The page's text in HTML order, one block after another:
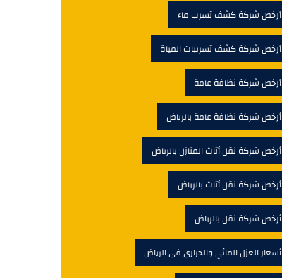
أرخص شركة كشف تسرب ماء
أرخص شركة كشف تسريبات المياة
أرخص شركة نظافة عامة
أرخص شركة نظافة عامة بالرياض
أرخص شركة نقل أثاث المنازل بالرياض
أرخص شركة نقل أثاث بالرياض
أرخص شركة نقل بالرياض
أسعار العزل المائي والحرارى فى الرياض